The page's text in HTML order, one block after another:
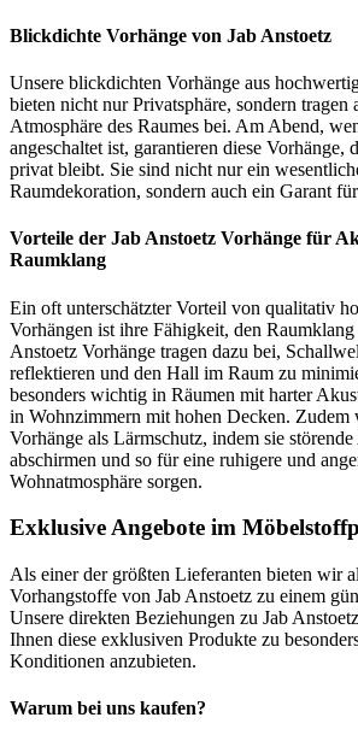
Blickdichte Vorhänge von Jab Anstoetz
Unsere blickdichten Vorhänge aus
bieten nicht nur Privatsphäre, sondern tragen
Atmosphäre des Raumes bei. Am Abend,
angeschaltet ist, garantieren diese Vorhänge,
privat bleibt. Sie sind nicht nur ein
Raumdekoration, sondern auch ein Garant
Vorteile der Jab Anstoetz Vorhänge für
Raumklang
Ein oft unterschätzter Vorteil von qualitativ
Vorhängen ist ihre Fähigkeit, den Raumklang
Anstoetz Vorhänge tragen dazu bei,
reflektieren und den Hall im Raum zu
besonders wichtig in Räumen mit harter
in Wohnzimmern mit hohen Decken. Zudem
Vorhänge als Lärmschutz, indem sie
abschirmen und so für eine ruhigere und
Wohnatmosphäre sorgen.
Exklusive Angebote im
Als einer der größten Lieferanten bieten wir
Vorhangstoffe von Jab Anstoetz zu einem
Unsere direkten Beziehungen zu Jab
Ihnen diese exklusiven Produkte zu
Konditionen anzubieten.
Warum bei uns kaufen?